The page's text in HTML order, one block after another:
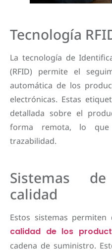
Tecnología
La tecnología de
(RFID) permite el
automática de los
electrónicas. Estas
detallada sobre el
forma remota, lo
trazabilidad.
Sistemas
calidad
Estos sistemas
calidad de los
cadena de suministro.